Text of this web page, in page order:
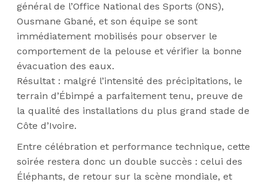
général de l’Office National des Sports (ONS),
Ousmane Gbané, et son équipe se sont
immédiatement mobilisés pour observer le
comportement de la pelouse et vérifier la bonne
évacuation des eaux.
Résultat : malgré l’intensité des précipitations, le
terrain d’Ébimpé a parfaitement tenu, preuve de
la qualité des installations du plus grand stade de
Côte d’Ivoire.
Entre célébration et performance technique, cette
soirée restera donc un double succès : celui des
Éléphants, de retour sur la scène mondiale, et